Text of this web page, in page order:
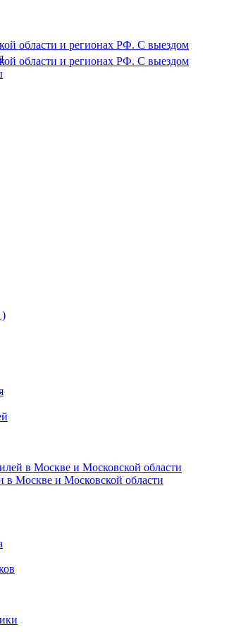
области и регионах РФ. С выездом
области и регионах РФ. С выездом
)
в Москве и Московской области
в Москве и Московской области